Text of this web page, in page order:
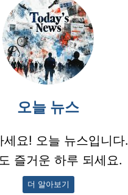
오늘 뉴스
세요! 오늘 뉴스입니다.
즐거운 하루 되세요.
더 알아보기